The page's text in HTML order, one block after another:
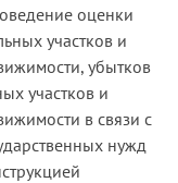
оценки
участков и
убытков
участков и
в связи с
нужд